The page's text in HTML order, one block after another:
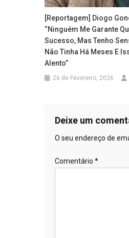
[Reportagem] Diogo
“Ninguém Me Garante
Sucesso, Mas Tenho
Não Tinha Há Meses E
Alento”
26 de Fevereiro, 2026
Deixe um
O seu endereço de
Comentário *